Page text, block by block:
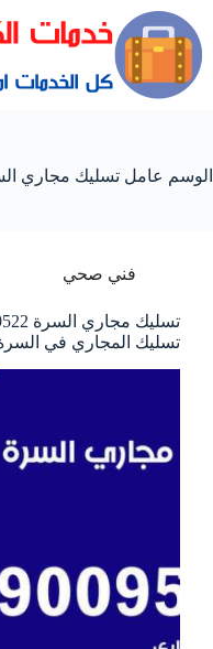
الوسم عامل تسليك مجاري
فني صحي
تسليك المجاري في